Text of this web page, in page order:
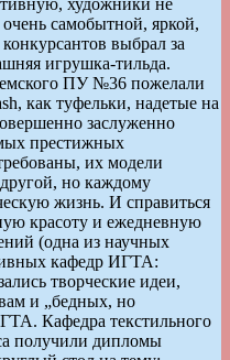
самобытной, яркой,
выбрал за
игрушка-тильда.
ПУ №36 пожелали
как туфельки, надетые на
заслуженно
престижных
их модели
но каждому
жизнь. И справиться
красоту и ежедневную
(одна из научных
кафедр ИГТА:
творческие идеи,
и „бедных, но
Кафедра текстильного
получили дипломы